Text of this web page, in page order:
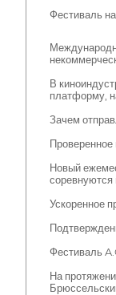
Фестиваль
В
платформу,
Зачем
Проверенное
Новый
Ускоренное
Фестиваль
На